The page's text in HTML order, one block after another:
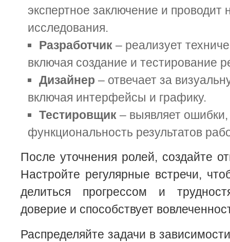
экспертное заключение и проводит
исследования.
Разработчик – реализует
включая создание и тестирование
Дизайнер – отвечает за
включая интерфейсы и графику.
Тестировщик – выявляет
функциональность результатов
После уточнения ролей, создайте
Настройте регулярные встречи,
делиться прогрессом и
доверие и способствует
Распределяйте задачи в